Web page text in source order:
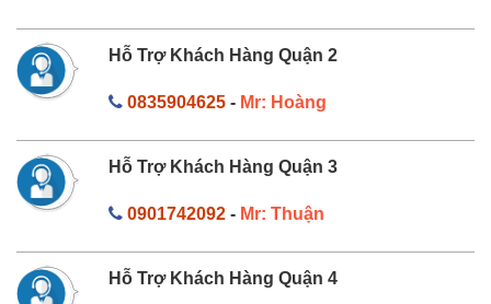
Hỗ Trợ Khách Hàng Quận 2
0835904625- Mr: Hoàng
Hỗ Trợ Khách Hàng Quận 3
0901742092- Mr: Thuận
Hỗ Trợ Khách Hàng Quận 4